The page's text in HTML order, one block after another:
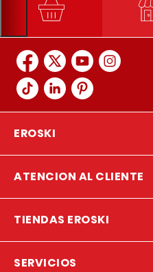
EROSKI
ATENCION AL CLIENTE
TIENDAS EROSKI
SERVICIOS